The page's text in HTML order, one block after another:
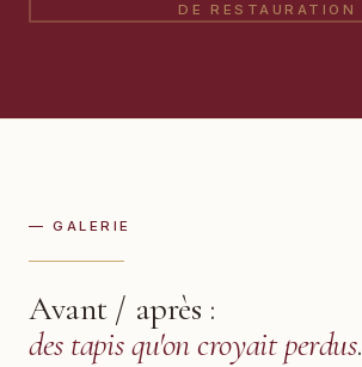
DE RESTAURATION
— GALERIE
Avant / après :
des tapis qu'on croyait perdus.